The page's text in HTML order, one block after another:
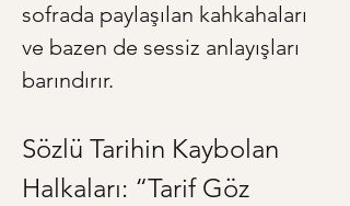
sofrada paylaşılan kahkahaları
ve bazen de sessiz anlayışları
barındırır.
Sözlü Tarihin Kaybolan
Halkaları: “Tarif Göz